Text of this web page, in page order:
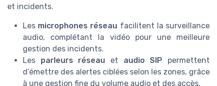
et incidents.
Les microphones réseau facilitent la surveillance
audio, complétant la vidéo pour une meilleure
gestion des incidents.
Les parleurs réseau et audio SIP permettent
d’émettre des alertes ciblées selon les zones, grâce
à une gestion fine du volume audio et des accès.